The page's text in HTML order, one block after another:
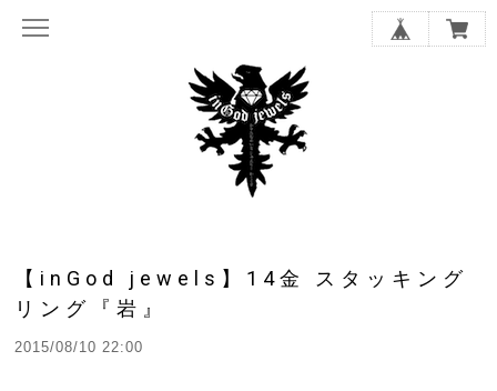
【inGod jewels】14金 スタッキング
リング『岩』
2015/08/10 22:00